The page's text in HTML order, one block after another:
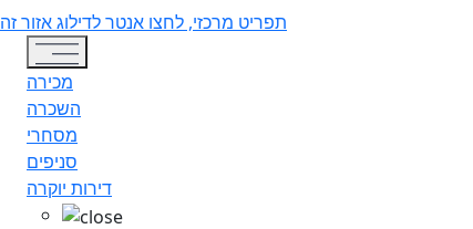
תפריט מרכזי, לחצו אנטר לדילוג אזור זה
Toggle navigation
מכירה
השכרה
מסחרי
סניפים
דירות יוקרה